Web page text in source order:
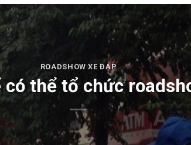
ROADSHOW XE ĐẠP
thể tổ chức